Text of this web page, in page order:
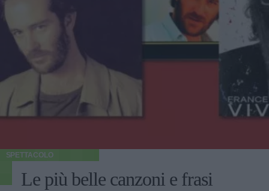
SPETTACOLO
Le più belle canzoni e frasi